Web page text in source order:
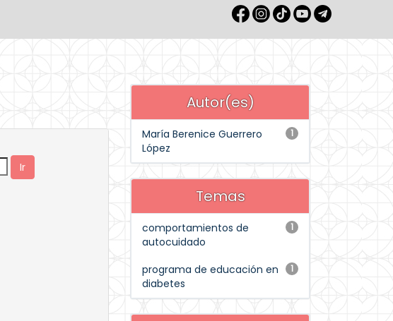
Autor(es)
1
María Berenice Guerrero
López
Temas
1
comportamientos de
autocuidado
1
programa de educación en
diabetes